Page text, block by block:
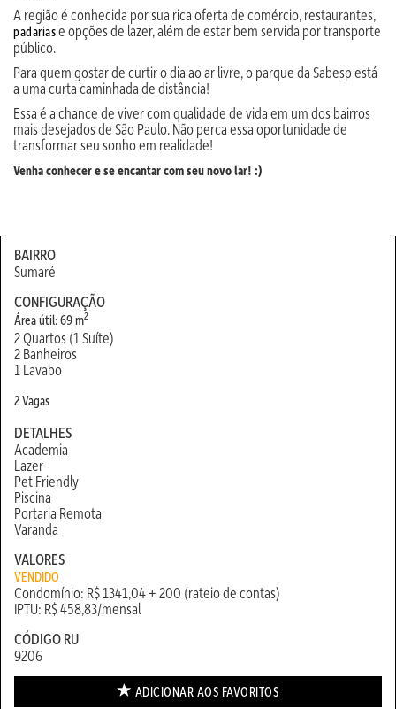
A região é conhecida por sua rica oferta de comércio, restaurantes,
padariase opções de lazer, além de estar bem servida por transporte
público.
Para quem gostar de curtir o dia ao ar livre, o parque da Sabesp está
a uma curta caminhada de distância!
Essa é a chance de viver com qualidade de vida em um dos bairros
mais desejados de São Paulo. Não perca essa oportunidade de
transformar seu sonho em realidade!
Venha conhecer e se encantar com seu novo lar! :)
BAIRRO
Sumaré
CONFIGURAÇÃO
Área útil: 69 m2
2 Quartos (1 Suíte)
2 Banheiros
1 Lavabo
2 Vagas
DETALHES
Academia
Lazer
Pet Friendly
Piscina
Portaria Remota
Varanda
VALORES
VENDIDO
Condomínio: R$ 1341,04 + 200 (rateio de contas)
IPTU: R$ 458,83/mensal
CÓDIGO RU
9206
ADICIONAR AOS FAVORITOS